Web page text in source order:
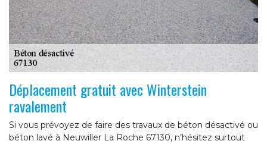
Déplacement gratuit avec Winterstein
ravalement
Si vous prévoyez de faire des travaux de béton désactivé ou
béton lavé à Neuwiller La Roche 67130, n’hésitez surtout